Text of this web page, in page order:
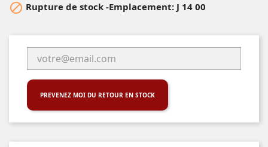
 Rupture de stock -Emplacement: J 14 00
PREVENEZ MOI DU RETOUR EN STOCK